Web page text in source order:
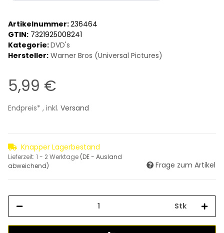
Artikelnummer:236464
GTIN: 7321925008241
Kategorie:DVD's
Hersteller: Warner Bros (Universal Pictures)
5,99 €
Endpreis* , inkl. Versand
Knapper Lagerbestand
Lieferzeit: 1 - 2 Werktage (DE - Ausland
abweichend)
Frage zum Artikel
Stk